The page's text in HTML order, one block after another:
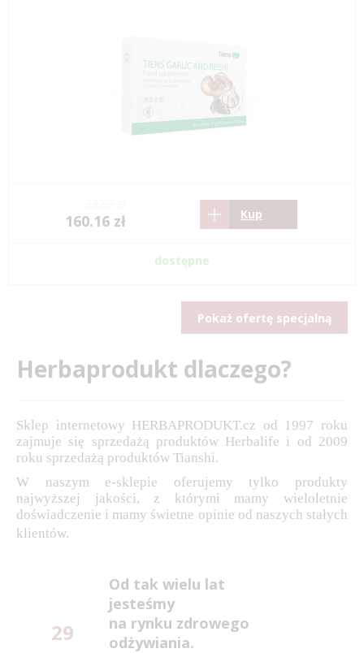
160.16 zł Kup
dostępne
Pokaż ofertę specjalną
Herbaprodukt dlaczego?
Sklep internetowy HERBAPRODUKT.cz od 1997 roku
zajmuje się sprzedażą produktów Herbalife i od 2009
roku sprzedażą produktów Tianshi.
W naszym e-sklepie oferujemy tylko produkty
najwyższej jakości, z którymi mamy wieloletnie
doświadczenie i mamy świetne opinie od naszych stałych
klientów.
29
Od tak wielu lat
jesteśmy
na rynku zdrowego
odżywiania.